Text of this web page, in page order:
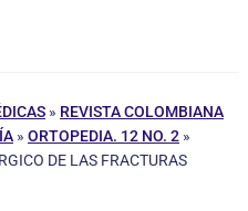
» REVISTA COLOMBIANA
» ORTOPEDIA. 12 NO. 2 »
DE LAS FRACTURAS